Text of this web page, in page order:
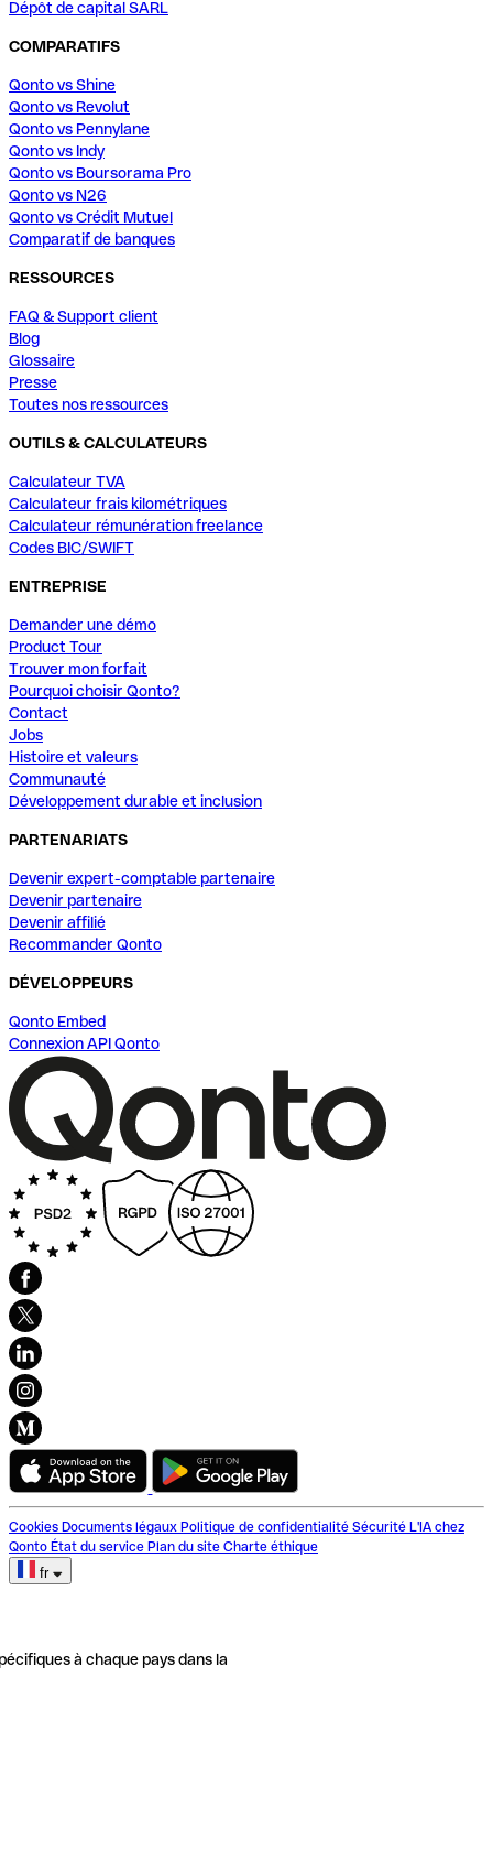
Dépôt de capital SARL
COMPARATIFS
Qonto vs Shine
Qonto vs Revolut
Qonto vs Pennylane
Qonto vs Indy
Qonto vs Boursorama Pro
Qonto vs N26
Qonto vs Crédit Mutuel
Comparatif de banques
RESSOURCES
FAQ & Support client
Blog
Glossaire
Presse
Toutes nos ressources
OUTILS & CALCULATEURS
Calculateur TVA
Calculateur frais kilométriques
Calculateur rémunération freelance
Codes BIC/SWIFT
ENTREPRISE
Demander une démo
Product Tour
Trouver mon forfait
Pourquoi choisir Qonto?
Contact
Jobs
Histoire et valeurs
Communauté
Développement durable et inclusion
PARTENARIATS
Devenir expert-comptable partenaire
Devenir partenaire
Devenir affilié
Recommander Qonto
DÉVELOPPEURS
Qonto Embed
Connexion API Qonto
Cookies Documents légaux Politique de confidentialité Sécurité L'IA chez
Qonto État du service Plan du site Charte éthique
fr
à chaque pays dans la